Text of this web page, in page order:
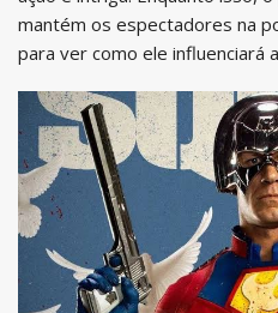
mantém os espectadores na
para ver como ele influenciará